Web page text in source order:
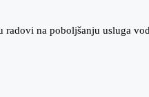
na poboljšanju usluga